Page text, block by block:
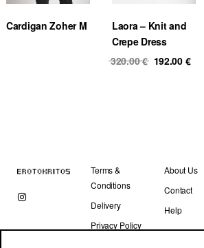
Cardigan Zoher M
Laora – Knit and
Crepe Dress
320.00€ Original
192.00 €
Terms &
Conditions
Delivery
Privacy Policy
About Us
Contact
Help